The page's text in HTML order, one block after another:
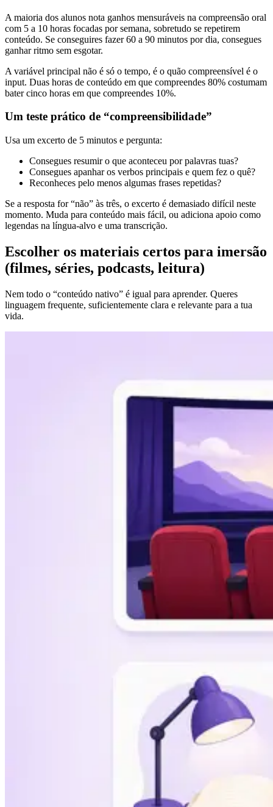
A maioria dos alunos nota ganhos mensuráveis na compreensão oral
com 5 a 10 horas focadas por semana, sobretudo se repetirem
conteúdo. Se conseguires fazer 60 a 90 minutos por dia, consegues
ganhar ritmo sem esgotar.
A variável principal não é só o tempo, é o quão compreensível é o
input. Duas horas de conteúdo em que compreendes 80% costumam
bater cinco horas em que compreendes 10%.
Um teste prático de “compreensibilidade”
Usa um excerto de 5 minutos e pergunta:
Consegues resumir o que aconteceu por palavras tuas?
Consegues apanhar os verbos principais e quem fez o quê?
Reconheces pelo menos algumas frases repetidas?
Se a resposta for “não” às três, o excerto é demasiado difícil neste
momento. Muda para conteúdo mais fácil, ou adiciona apoio como
legendas na língua-alvo e uma transcrição.
Escolher os materiais certos para imersão
(filmes, séries, podcasts, leitura)
Nem todo o “conteúdo nativo” é igual para aprender. Queres
linguagem frequente, suficientemente clara e relevante para a tua
vida.